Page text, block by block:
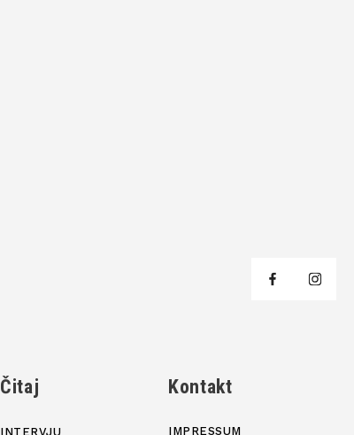
Čitaj
INTERVJU
Kontakt
IMPRESSUM